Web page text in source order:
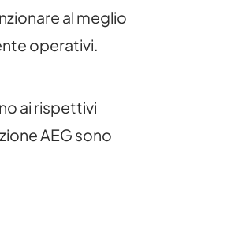
al meglio
operativi.
ai rispettivi
AEG sono